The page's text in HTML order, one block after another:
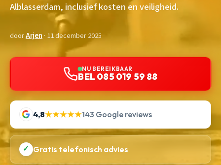
Alblasserdam, inclusief kosten en veiligheid.
doorArjen · 11 december 2025
NU BEREIKBAAR
BEL 085 019 59 88
4,8★★★★★143 Google reviews
✓ Gratis telefonisch advies